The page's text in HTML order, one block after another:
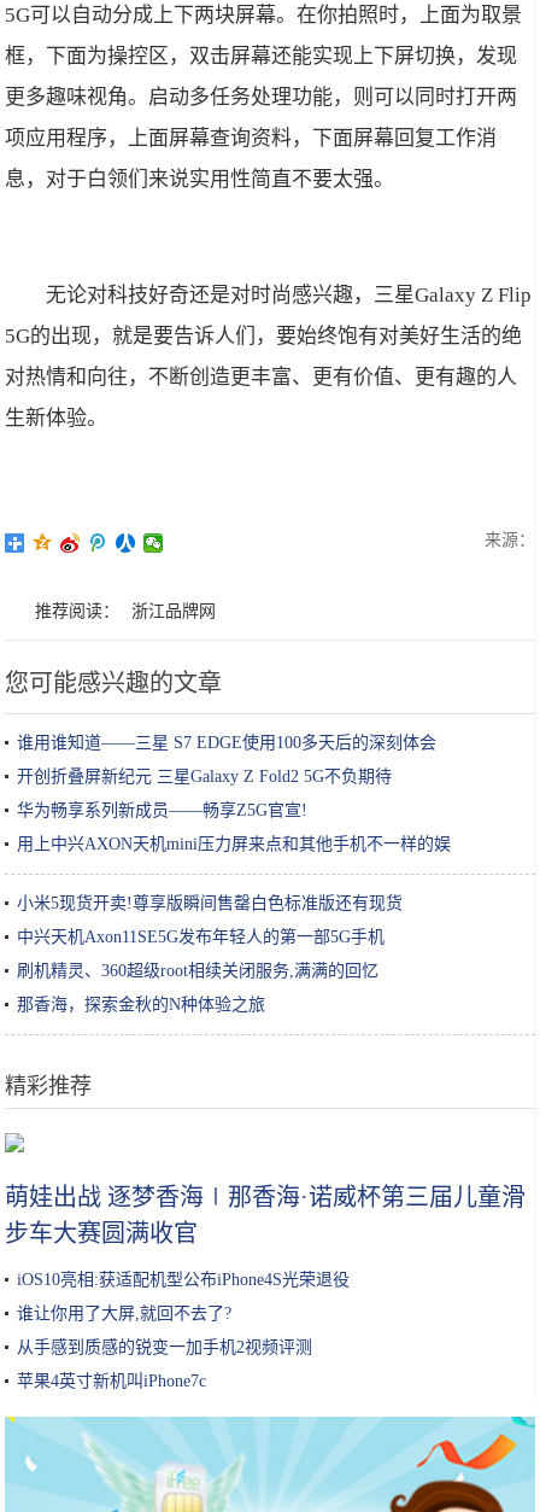
5G可以自动分成上下两块屏幕。在你拍照时，上面为取景
框，下面为操控区，双击屏幕还能实现上下屏切换，发现
更多趣味视角。启动多任务处理功能，则可以同时打开两
项应用程序，上面屏幕查询资料，下面屏幕回复工作消
息，对于白领们来说实用性简直不要太强。
无论对科技好奇还是对时尚感兴趣，三星Galaxy Z Flip
5G的出现，就是要告诉人们，要始终饱有对美好生活的绝
对热情和向往，不断创造更丰富、更有价值、更有趣的人
生新体验。
来源：
推荐阅读： 浙江品牌网
您可能感兴趣的文章
谁用谁知道——三星 S7 EDGE使用100多天后的深刻体会
开创折叠屏新纪元 三星Galaxy Z Fold2 5G不负期待
华为畅享系列新成员——畅享Z5G官宣!
用上中兴AXON天机mini压力屏来点和其他手机不一样的娱
小米5现货开卖!尊享版瞬间售罄白色标准版还有现货
中兴天机Axon11SE5G发布年轻人的第一部5G手机
刷机精灵、360超级root相续关闭服务,满满的回忆
那香海，探索金秋的N种体验之旅
精彩推荐
萌娃出战 逐梦香海∣那香海·诺威杯第三届儿童滑
步车大赛圆满收官
iOS10亮相:获适配机型公布iPhone4S光荣退役
谁让你用了大屏,就回不去了?
从手感到质感的锐变一加手机2视频评测
苹果4英寸新机叫iPhone7c